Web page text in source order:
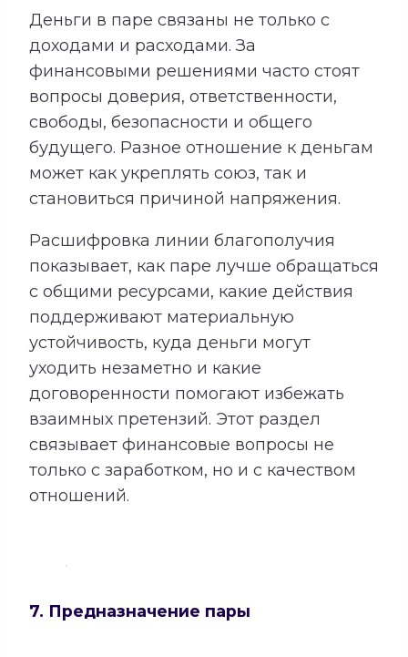
Деньги в паре связаны не только с
доходами и расходами. За
финансовыми решениями часто стоят
вопросы доверия, ответственности,
свободы, безопасности и общего
будущего. Разное отношение к деньгам
может как укреплять союз, так и
становиться причиной напряжения.
Расшифровка линии благополучия
показывает, как паре лучше обращаться
с общими ресурсами, какие действия
поддерживают материальную
устойчивость, куда деньги могут
уходить незаметно и какие
договоренности помогают избежать
взаимных претензий. Этот раздел
связывает финансовые вопросы не
только с заработком, но и с качеством
отношений.
7. Предназначение пары